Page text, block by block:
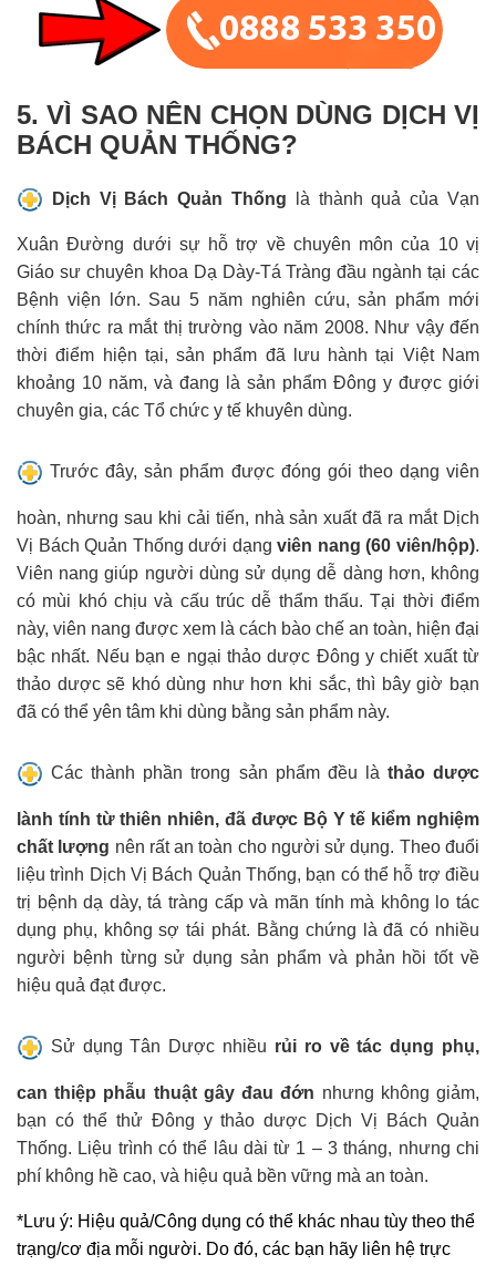
5. VÌ SAO NÊN CHỌN DÙNG DỊCH VỊ
BÁCH QUẢN THỐNG?
Dịch Vị Bách Quản Thống là thành quả của Vạn
Xuân Đường dưới sự hỗ trợ về chuyên môn của 10 vị
Giáo sư chuyên khoa Dạ Dày-Tá Tràng đầu ngành tại các
Bệnh viện lớn. Sau 5 năm nghiên cứu, sản phẩm mới
chính thức ra mắt thị trường vào năm 2008. Như vậy đến
thời điểm hiện tại, sản phẩm đã lưu hành tại Việt Nam
khoảng 10 năm, và đang là sản phẩm Đông y được giới
chuyên gia, các Tổ chức y tế khuyên dùng.
Trước đây, sản phẩm được đóng gói theo dạng viên
hoàn, nhưng sau khi cải tiến, nhà sản xuất đã ra mắt Dịch
Vị Bách Quản Thống dưới dạng viên nang (60 viên/hộp).
Viên nang giúp người dùng sử dụng dễ dàng hơn, không
có mùi khó chịu và cấu trúc dễ thẩm thấu. Tại thời điểm
này, viên nang được xem là cách bào chế an toàn, hiện đại
bậc nhất. Nếu bạn e ngại thảo dược Đông y chiết xuất từ
thảo dược sẽ khó dùng như hơn khi sắc, thì bây giờ bạn
đã có thể yên tâm khi dùng bằng sản phẩm này.
Các thành phần trong sản phẩm đều là thảo dược
lành tính từ thiên nhiên, đã được Bộ Y tế kiểm nghiệm
chất lượng nên rất an toàn cho người sử dụng. Theo đuổi
liệu trình Dịch Vị Bách Quản Thống, bạn có thể hỗ trợ điều
trị bệnh dạ dày, tá tràng cấp và mãn tính mà không lo tác
dụng phụ, không sợ tái phát. Bằng chứng là đã có nhiều
người bệnh từng sử dụng sản phẩm và phản hồi tốt về
hiệu quả đạt được.
Sử dụng Tân Dược nhiều rủi ro về tác dụng phụ,
can thiệp phẫu thuật gây đau đớn nhưng không giảm,
bạn có thể thử Đông y thảo dược Dịch Vị Bách Quản
Thống. Liệu trình có thể lâu dài từ 1 – 3 tháng, nhưng chi
phí không hề cao, và hiệu quả bền vững mà an toàn.
*Lưu ý: Hiệu quả/Công dụng có thể khác nhau tùy theo thể
trạng/cơ địa mỗi người. Do đó, các bạn hãy liên hệ trực